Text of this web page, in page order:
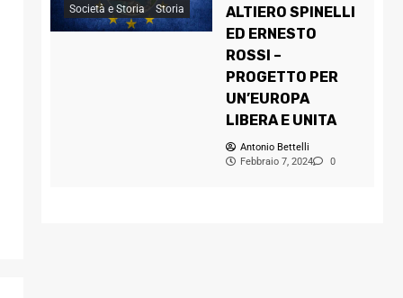
Società e Storia Storia
ALTIERO SPINELLI
ED ERNESTO
ROSSI –
PROGETTO PER
UN’EUROPA
LIBERA E UNITA
Antonio Bettelli
Febbraio 7, 2024
0